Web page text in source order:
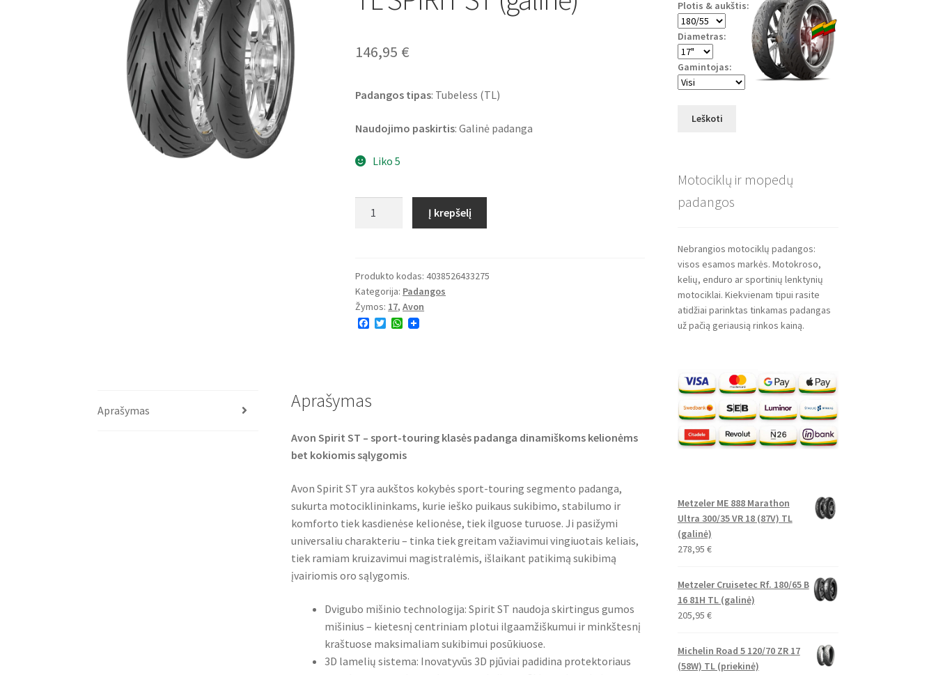
146,95 €
Padangos tipas: Tubeless (TL)
Naudojimo paskirtis: Galinė padanga
Liko 5
ZR
17
(73W)
TL
Į krepšelį
Produkto kodas:4038526433275
Kategorija: Padangos
Žymos: 17,Avon
F
k
T
W
Aprašymas Aprašymas
Avon Spirit ST – sport-touring klasės padanga dinamiškoms kelionėms
bet kokiomis sąlygomis
Avon Spirit ST yra aukštos kokybės sport-touring segmento padanga,
sukurta motociklininkams, kurie ieško puikaus sukibimo, stabilumo ir
komforto tiek kasdienėse kelionėse, tiek ilguose turuose. Ji pasižymi
universaliu charakteriu – tinka tiek greitam važiavimui vingiuotais keliais,
tiek ramiam kruizavimui magistralėmis, išlaikant patikimą sukibimą
įvairiomis oro sąlygomis.
Dvigubo mišinio technologija: Spirit ST naudoja skirtingus gumos
mišinius – kietesnį centriniam plotui ilgaamžiškumui ir minkštesnį
kraštuose maksimaliam sukibimui posūkiuose.
3D lamelių sistema: Inovatyvūs 3D pjūviai padidina protektoriaus
Plotis & aukštis:
Diametras:
Gamintojas:
Leškoti
Motociklų ir mopedų
padangos
Nebrangios motociklų padangos:
visos esamos markės. Motokroso,
kelių, enduro ar sportinių lenktynių
motociklai. Kiekvienam tipui rasite
atidžiai parinktas tinkamas padangas
už pačią geriausią rinkos kainą.
Metzeler ME 888 Marathon
Ultra 300/35 VR 18 (87V) TL
(galinė)
278,95 €
Metzeler Cruisetec Rf. 180/65 B
16 81H TL (galinė)
205,95 €
Michelin Road 5 120/70 ZR 17
(58W) TL (priekinė)